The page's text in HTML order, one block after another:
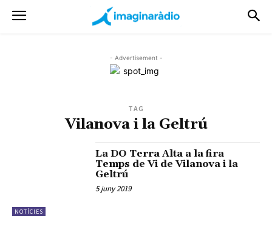
- Advertisement -
TAG
Vilanova i la Geltrú
NOTÍCIES
La DO Terra Alta a la fira
Temps de Vi de Vilanova i la
Geltrú
5 juny 2019